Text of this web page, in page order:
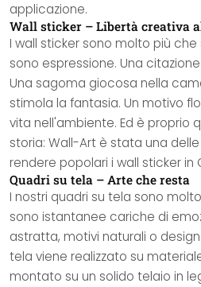
applicazione.
Wall sticker – Libertà creativa
I wall sticker sono molto più
sono espressione. Una
Una sagoma giocosa nella
stimola la fantasia. Un motivo
vita nell'ambiente. Ed è proprio
storia: Wall-Art è stata una
rendere popolari i wall sticker in
Quadri su tela – Arte che resta
I nostri quadri su tela sono
sono istantanee cariche di
astratta, motivi naturali o
tela viene realizzato su
montato su un solido telaio in